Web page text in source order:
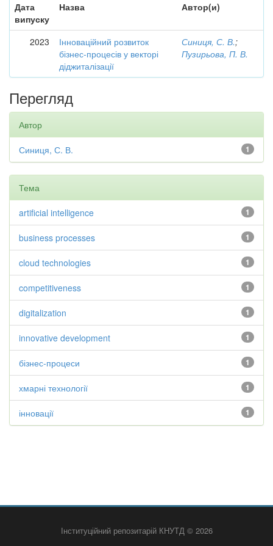
Дата
випуску
Назва Автор(и)
2023
Інноваційний розвиток
бізнес-процесів у векторі
діджиталізації
Синиця, С. В.;
Пузирьова, П. В.
Перегляд
Автор
1
Синиця, С. В.
Тема
1
artificial intelligence
1
business processes
1
cloud technologies
1
competitiveness
1
digitalization
1
innovative development
1
бізнес-процеси
1
хмарні технології
1
інновації
Інституційний репозитарій КНУТД © 2026